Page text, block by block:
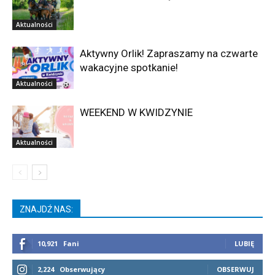
Aktualności
Aktualności
Aktywny Orlik! Zapraszamy na czwarte
wakacyjne spotkanie!
Aktualności
WEEKEND W KWIDZYNIE
ZNAJDŹ NAS:
10,921 Fani LUBIĘ
2,224 Obserwujący OBSERWUJ